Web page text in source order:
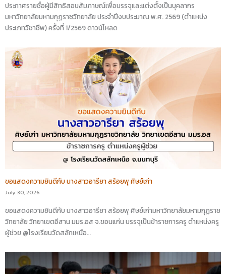
ประกาศรายชื่อผู้มีสิทธิสอบสัมภาษณ์เพื่อบรรจุและแต่งตั้งเป็นบุคลากร
มหาวิทยาลัยมหามกุฏราชวิทยาลัย ประจำปีงบประมาณ พ.ศ. 2569 (ตำแหน่ง
ประเภทวิชาชีพ) ครั้งที่ 1/2569 ดาวน์โหลด
ขอแสดงความยินดีกับ นางสาวอารียา สร้อยพุ ศิษย์เก่า
July 30, 2026
ขอแสดงความยินดีกับ นางสาวอารียา สร้อยพุ ศิษย์เก่ามหาวิทยาลัยมหามกุฏราช
วิทยาลัย วิทยาเขตอีสาน มมร.อส จ.ขอนแก่น บรรจุเป็นข้าราชการครู ตำแหน่งครู
ผู้ช่วย @โรงเรียนวัดสลักเหนือ…